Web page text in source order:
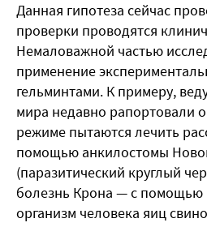
Данная гипотеза сейчас
проверки проводятся
Немаловажной частью
применение
гельминтами. К примеру,
мира недавно рапортовали
режиме пытаются лечить
помощью анкилостомы
(паразитический круглый
болезнь Крона — с помощью
организм человека яиц